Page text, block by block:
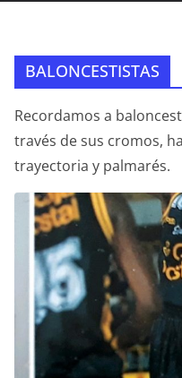
BALONCESTISTAS
Recordamos a
través de sus cromos,
trayectoria y palmarés.